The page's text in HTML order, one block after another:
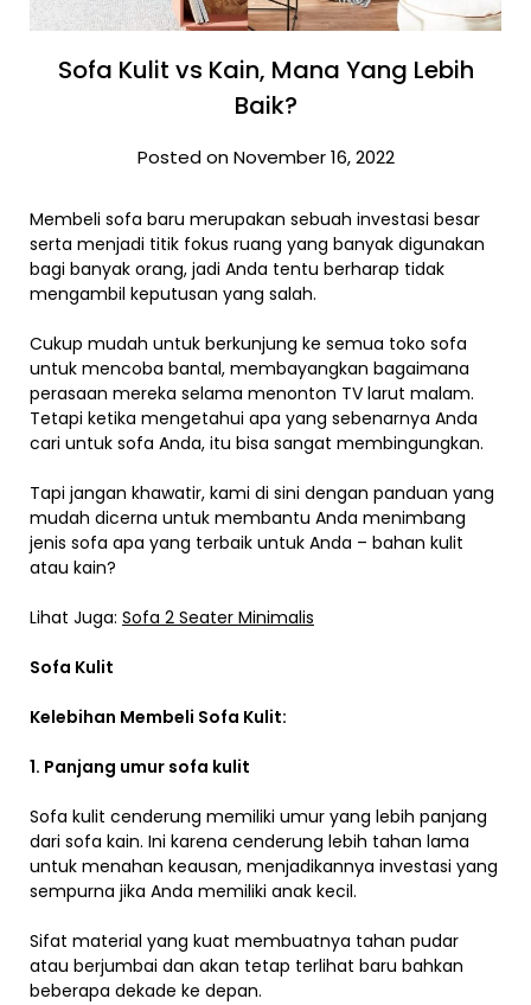
Sofa Kulit vs Kain, Mana Yang Lebih
Baik?
Posted on November 16, 2022
Membeli sofa baru merupakan sebuah investasi besar
serta menjadi titik fokus ruang yang banyak digunakan
bagi banyak orang, jadi Anda tentu berharap tidak
mengambil keputusan yang salah.
Cukup mudah untuk berkunjung ke semua toko sofa
untuk mencoba bantal, membayangkan bagaimana
perasaan mereka selama menonton TV larut malam.
Tetapi ketika mengetahui apa yang sebenarnya Anda
cari untuk sofa Anda, itu bisa sangat membingungkan.
Tapi jangan khawatir, kami di sini dengan panduan yang
mudah dicerna untuk membantu Anda menimbang
jenis sofa apa yang terbaik untuk Anda – bahan kulit
atau kain?
Lihat Juga: Sofa 2 Seater Minimalis
Sofa Kulit
Kelebihan Membeli Sofa Kulit:
1. Panjang umur sofa kulit
Sofa kulit cenderung memiliki umur yang lebih panjang
dari sofa kain. Ini karena cenderung lebih tahan lama
untuk menahan keausan, menjadikannya investasi yang
sempurna jika Anda memiliki anak kecil.
Sifat material yang kuat membuatnya tahan pudar
atau berjumbai dan akan tetap terlihat baru bahkan
beberapa dekade ke depan.